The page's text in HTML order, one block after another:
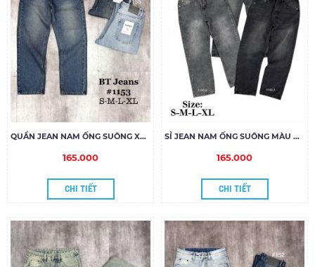
QUẦN JEAN NAM ỐNG SUÔNG XANH DƠ NHẸ 1153
165.000
CHI TIẾT
SỈ JEAN NAM ỐNG SUÔNG MÀU ĐẬM
165.000
CHI TIẾT